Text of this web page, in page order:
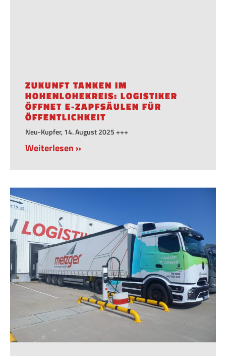
ZUKUNFT TANKEN IM
HOHENLOHEKREIS: LOGISTIKER
ÖFFNET E-ZAPFSÄULEN FÜR
ÖFFENTLICHKEIT
Neu-Kupfer, 14. August 2025 +++
Weiterlesen »